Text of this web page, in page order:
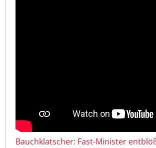
Bauchklatscher: Fast-Minister